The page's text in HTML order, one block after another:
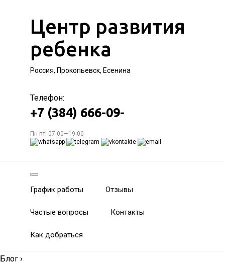
Центр развития
ребенка
Россия, Прокопьевск, Есенина
Телефон:
+7 (384) 666-09-
Пн-пт: 07:00—19:00
График работы Отзывы
Частые вопросы Контакты
Как добраться
Блог ›